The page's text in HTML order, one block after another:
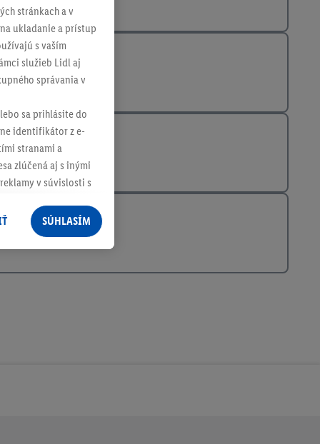
stránkach a v
ukladanie a prístup
s vaším
služieb Lidl aj
správania v
sa prihlásite do
identifikátor z e-
stranami a
zlúčená aj s inými
v súvislosti s
rôznych službách
spoločnosti
ktoré má
SÚHLASÍM